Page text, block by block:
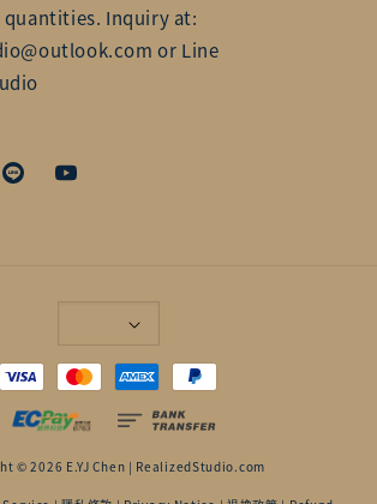
Inquiry at:
or Line
© 2026 E.YJ Chen | RealizedStudio.com